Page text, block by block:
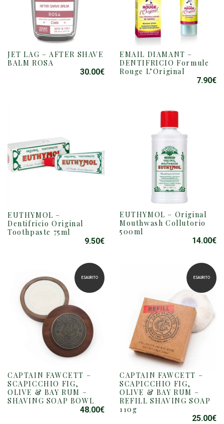
JET LAG – AFTER SHAVE
BALM ROSA
30.00€
EMAIL DIAMANT –
DENTIFRICIO Formule
Rouge L’Original
7.90€
EUTHYMOL –
Dentifricio Original
Toothpaste 75ml
9.50€
EUTHYMOL – Original
Mouthwash Collutorio
500ml
14.00€
ESAURITO
CAPTAIN FAWCETT –
SCAPICCHIO FIG,
OLIVE & BAY RUM –
SHAVING SOAP BOWL
48.00€
ESAURITO
CAPTAIN FAWCETT –
SCAPICCHIO FIG,
OLIVE & BAY RUM –
REFILL SHAVING SOAP
110g
25.00€